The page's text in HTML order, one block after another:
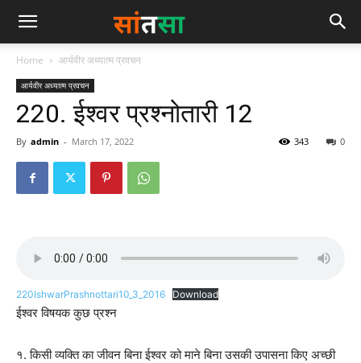
Home आर्यवीर अध्यात्म प्रवचन
आर्यवीर अध्यात्म प्रवचन
220. ईश्वर प्रश्नोतारी 12
By admin - March 17, 2022 0
343
220IshwarPrashnottari10_3_2016 Download
ईश्वर विषयक कुछ प्रश्न
१. किसी व्यक्ति का जीवन बिना ईश्वर को माने बिना उसकी उपासना किए अच्छी